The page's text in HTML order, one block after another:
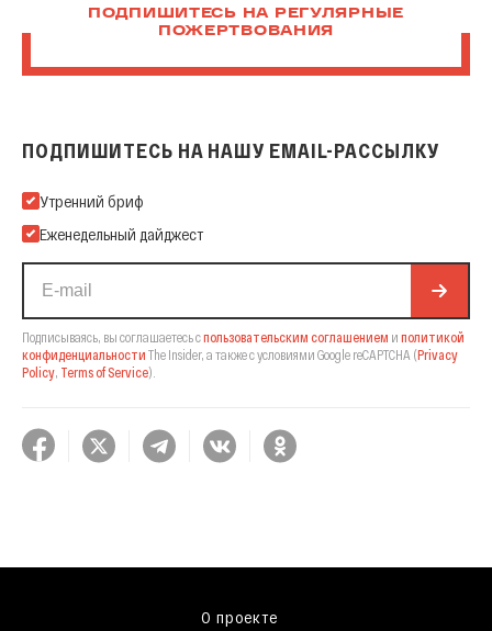
ПОДПИШИТЕСЬ НА РЕГУЛЯРНЫЕ
ПОЖЕРТВОВАНИЯ
ПОДПИШИТЕСЬ НА НАШУ EMAIL-РАССЫЛКУ
Подпишитесь на нашу Email-рассылку
Утренний бриф
Еженедельный дайджест
Подписываясь, вы соглашаетесь спользовательским соглашением и политикой
конфиденциальности The Insider, а также с условиями Google reCAPTCHA (Privacy
Policy, Terms of Service).
О проекте